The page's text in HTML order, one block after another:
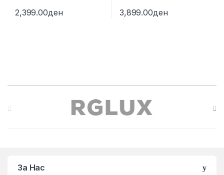
2,399.00ден 3,899.00ден
За Нас